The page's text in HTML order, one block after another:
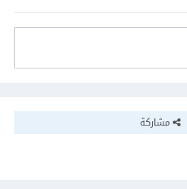
مشاركة